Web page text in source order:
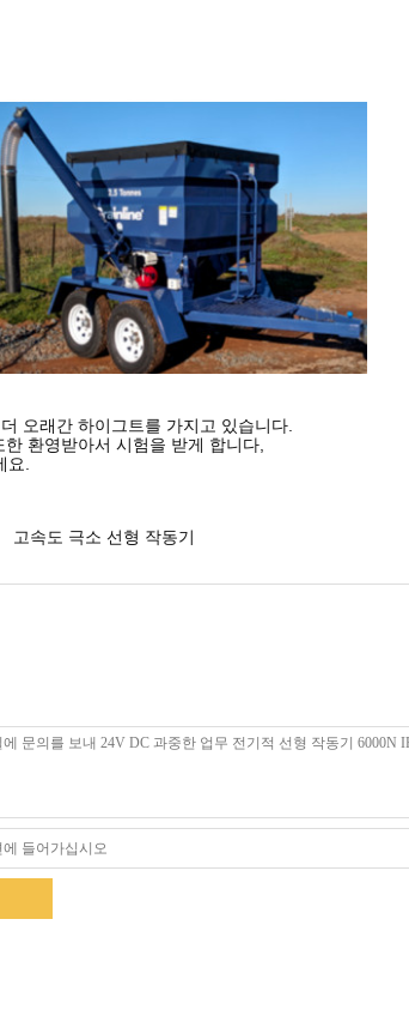
오래간 하이그트를 가지고 있습니다.
환영받아서 시험을 받게 합니다,
.
고속도 극소 선형 작동기